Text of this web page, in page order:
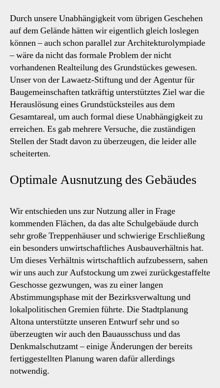
Durch unsere Unabhängigkeit vom übrigen Geschehen
auf dem Gelände hätten wir eigentlich gleich loslegen
können – auch schon parallel zur Architekturolympiade
– wäre da nicht das formale Problem der nicht
vorhandenen Realteilung des Grundstückes gewesen.
Unser von der Lawaetz-Stiftung und der Agentur für
Baugemeinschaften tatkräftig unterstütztes Ziel war die
Herauslösung eines Grundstücksteiles aus dem
Gesamtareal, um auch formal diese Unabhängigkeit zu
erreichen. Es gab mehrere Versuche, die zuständigen
Stellen der Stadt davon zu überzeugen, die leider alle
scheiterten.
Optimale Ausnutzung des Gebäudes
Wir entschieden uns zur Nutzung aller in Frage
kommenden Flächen, da das alte Schulgebäude durch
sehr große Treppenhäuser und schwierige Erschließung
ein besonders unwirtschaftliches Ausbauverhältnis hat.
Um dieses Verhältnis wirtschaftlich aufzubessern, sahen
wir uns auch zur Aufstockung um zwei zurückgestaffelte
Geschosse gezwungen, was zu einer langen
Abstimmungsphase mit der Bezirksverwaltung und
lokalpolitischen Gremien führte. Die Stadtplanung
Altona unterstützte unseren Entwurf sehr und so
überzeugten wir auch den Bauausschuss und das
Denkmalschutzamt – einige Änderungen der bereits
fertiggestellten Planung waren dafür allerdings
notwendig.